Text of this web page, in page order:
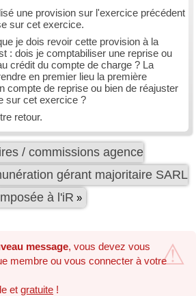
une provision sur l'exercice précédent
sur cet exercice.
je dois revoir cette provision à la
: dois je comptabiliser une reprise ou
crédit du compte de charge ? La
en premier lieu la première
compte de reprise ou bien de réajuster
sur cet exercice ?
retour.
/ commissions agence
gérant majoritaire SARL
à l'iR »
message, vous devez vous
membre ou vous connecter à votre
et gratuite !